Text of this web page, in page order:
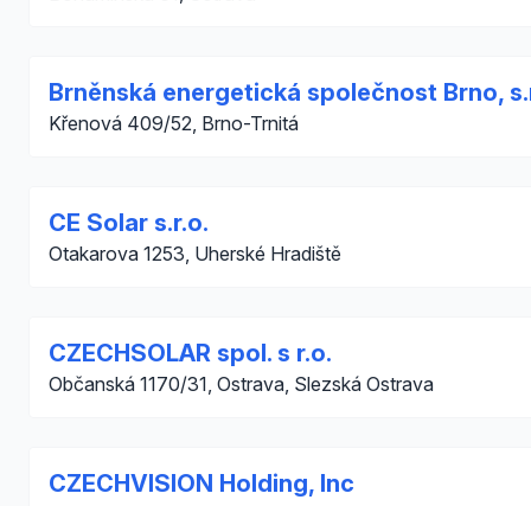
Brněnská energetická společnost Brno,
Křenová 409/52, Brno-Trnitá
CE Solar s.r.o.
Otakarova 1253, Uherské Hradiště
CZECHSOLAR spol. s r.o.
Občanská 1170/31, Ostrava, Slezská Ostrava
CZECHVISION Holding, Inc